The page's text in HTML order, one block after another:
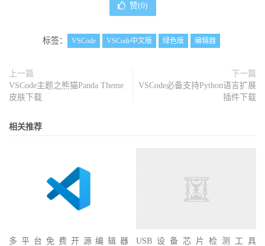
赞(0)
标签： VSCode VSCode中文版 绿色版 编辑器
上一篇
VSCode主题之熊猫Panda Theme
皮肤下载
下一篇
VSCode必备支持Python语言扩展
插件下载
相关推荐
多平台免费开源编辑器